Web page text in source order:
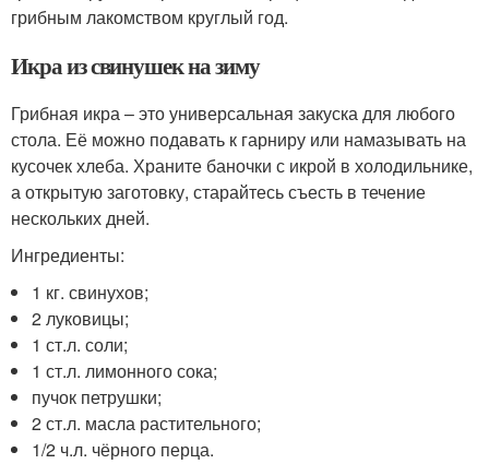
грибным лакомством круглый год.
Икра из свинушек на зиму
Грибная икра – это универсальная закуска для любого
стола. Её можно подавать к гарниру или намазывать на
кусочек хлеба. Храните баночки с икрой в холодильнике,
а открытую заготовку, старайтесь съесть в течение
нескольких дней.
Ингредиенты:
1 кг. свинухов;
2 луковицы;
1 ст.л. соли;
1 ст.л. лимонного сока;
пучок петрушки;
2 ст.л. масла растительного;
1/2 ч.л. чёрного перца.